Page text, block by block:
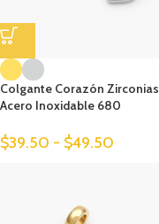
Colgante Corazón Zirconias
Acero Inoxidable 680
$39.50 - $49.50